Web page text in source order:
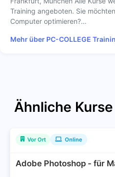
Training angeboten. Sie
Computer optimieren?…
Mehr über PC-COLLEGE
Ähnliche Kurse
Vor Ort Online
Adobe Photoshop - für